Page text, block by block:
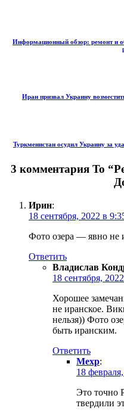
Информационный обзор: ремонт и
Иран призвал Украину
Туркменистан осудил Украину за
3 комментария To
Ирин:
18 сентября, 2022 в
Фото озера — явно не
Ответить
Владислав
18 сентября,
Хорошее
не иранское.
нельзя)) Фото
быть иранским.
Ответить
Мехр:
18
Это точно
твердили